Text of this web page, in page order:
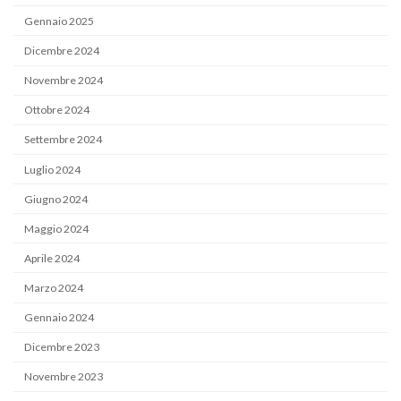
Gennaio 2025
Dicembre 2024
Novembre 2024
Ottobre 2024
Settembre 2024
Luglio 2024
Giugno 2024
Maggio 2024
Aprile 2024
Marzo 2024
Gennaio 2024
Dicembre 2023
Novembre 2023